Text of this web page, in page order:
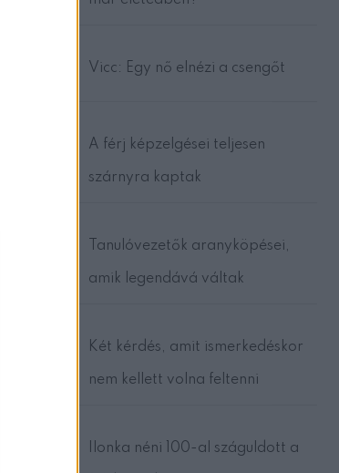
Vicc: Egy nő elnézi a csengőt
A férj képzelgései teljesen
szárnyra kaptak
Tanulóvezetők aranyköpései,
amik legendává váltak
Két kérdés, amit ismerkedéskor
nem kellett volna feltenni
Ilonka néni 100-al száguldott a